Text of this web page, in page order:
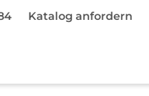
Katalog anfordern